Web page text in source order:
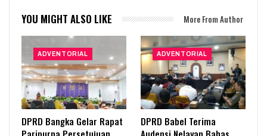
YOU MIGHT ALSO LIKE More From Author
ADVENTORIAL
DPRD Bangka Gelar Rapat
ADVENTORIAL
DPRD Babel Terima